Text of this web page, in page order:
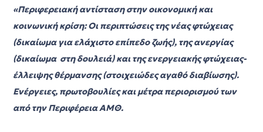
«Περιφερειακή αντίσταση στην οικονομική και
κοινωνική κρίση: Οι περιπτώσεις της νέας φτώχειας
(δικαίωμα για ελάχιστο επίπεδο ζωής), της ανεργίας
(δικαίωμα στη δουλειά) και της ενεργειακής φτώχειας-
έλλειψης θέρμανσης (στοιχειώδες αγαθό διαβίωσης).
Ενέργειες, πρωτοβουλίες και μέτρα περιορισμού των
από την Περιφέρεια ΑΜΘ.